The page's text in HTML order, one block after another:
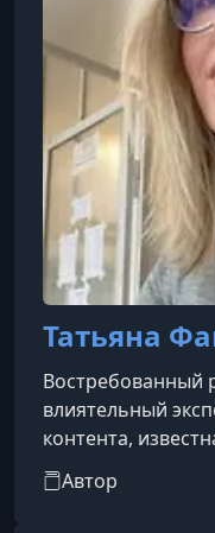
Татьяна
Востребованный
влиятельный
контента,
псевдонимом
Автор